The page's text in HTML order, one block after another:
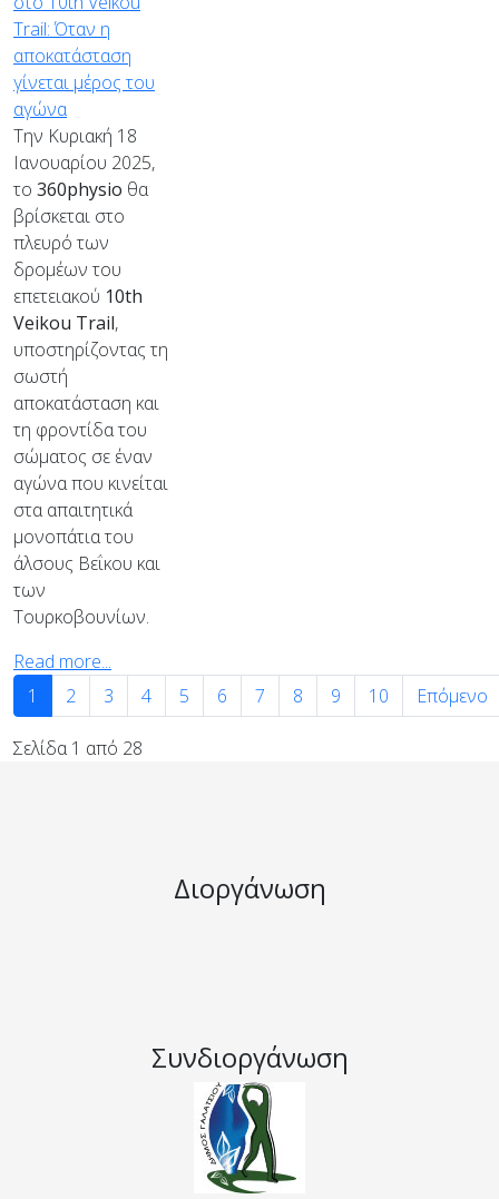
Την Κυριακή 18
Ιανουαρίου 2025,
το 360physio θα
βρίσκεται στο
πλευρό των
δρομέων του
επετειακού 10th
Veikou Trail,
υποστηρίζοντας τη
σωστή
αποκατάσταση και
τη φροντίδα του
σώματος σε έναν
αγώνα που κινείται
στα απαιτητικά
μονοπάτια του
άλσους Βεΐκου και
των
Τουρκοβουνίων.
Read more...
1
2 3 4 5 6 7 8 9 10 Επόμενο
Σελίδα 1 από 28
Διοργάνωση
Συνδιοργάνωση